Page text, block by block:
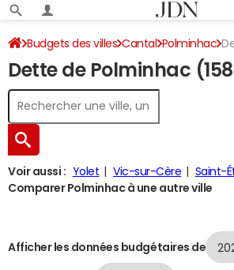
Budgets des villes Cantal Polminhac
Dette de Polminhac
Voir aussi : Yolet Vic-sur-Cère
Saint-
Comparer Polminhac à une autre ville
Afficher les données budgétaires de